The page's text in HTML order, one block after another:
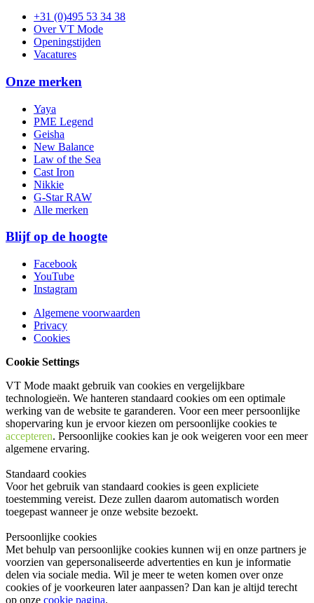
+31 (0)495 53 34 38
Over VT Mode
Openingstijden
Vacatures
Onze merken
Yaya
PME Legend
Geisha
New Balance
Law of the Sea
Cast Iron
Nikkie
G-Star RAW
Alle merken
Blijf op de hoogte
Facebook
YouTube
Instagram
Algemene voorwaarden
Privacy
Cookies
Cookie Settings
VT Mode maakt gebruik van cookies en vergelijkbare
technologieën. We hanteren standaard cookies om een optimale
werking van de website te garanderen. Voor een meer persoonlijke
shopervaring kun je ervoor kiezen om persoonlijke cookies te
accepteren. Persoonlijke cookies kan je ook weigeren voor een meer
algemene ervaring.
Standaard cookies
Voor het gebruik van standaard cookies is geen expliciete
toestemming vereist. Deze zullen daarom automatisch worden
toegepast wanneer je onze website bezoekt.
Persoonlijke cookies
Met behulp van persoonlijke cookies kunnen wij en onze partners je
voorzien van gepersonaliseerde advertenties en kun je informatie
delen via sociale media. Wil je meer te weten komen over onze
cookies of je voorkeuren later aanpassen? Dan kan je altijd terecht
op onze cookie pagina.